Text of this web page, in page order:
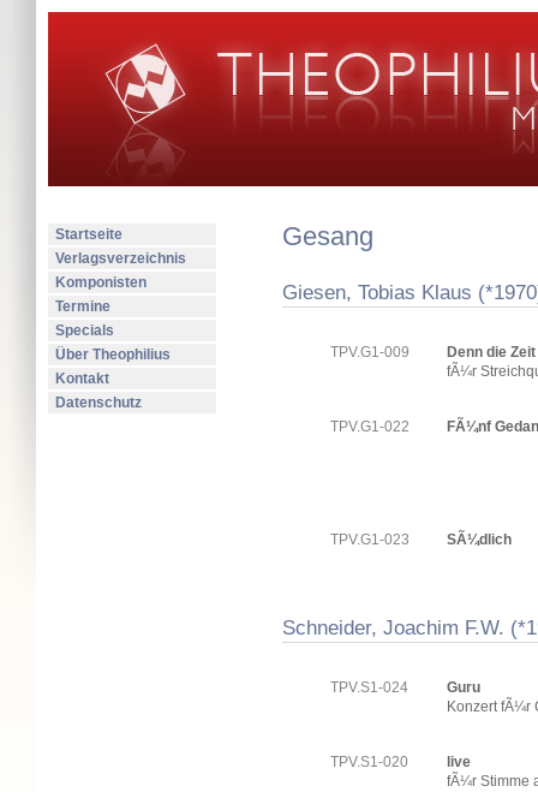
Startseite
Verlagsverzeichnis
Komponisten
Termine
Specials
Über Theophilius
Kontakt
Datenschutz
Gesang
Giesen, Tobias Klaus
TPV.G1-009
Denn die
fÃ¼r
TPV.G1-022 FÃ¼nf
TPV.G1-023 SÃ¼dlich
Schneider, Joachim F.W.
TPV.S1-024
Guru
Konzert fÃ¼r
TPV.S1-020
live
fÃ¼r Stimme